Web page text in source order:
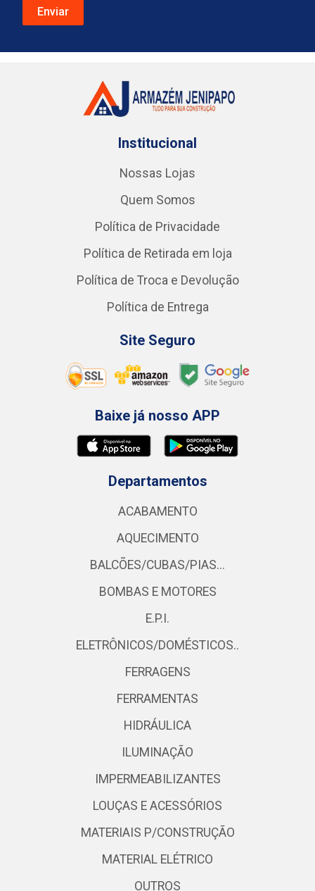
Institucional
Nossas Lojas
Quem Somos
Política de Privacidade
Política de Retirada em loja
Política de Troca e Devolução
Política de Entrega
Site Seguro
Baixe já nosso APP
Departamentos
ACABAMENTO
AQUECIMENTO
BALCÕES/CUBAS/PIAS...
BOMBAS E MOTORES
E.P.I.
ELETRÔNICOS/DOMÉSTICOS..
FERRAGENS
FERRAMENTAS
HIDRÁULICA
ILUMINAÇÃO
IMPERMEABILIZANTES
LOUÇAS E ACESSÓRIOS
MATERIAIS P/CONSTRUÇÃO
MATERIAL ELÉTRICO
OUTROS